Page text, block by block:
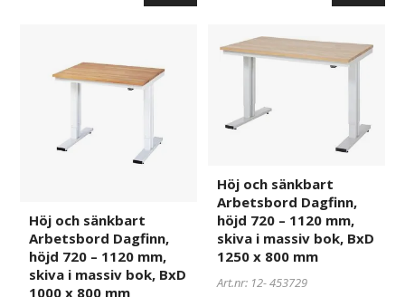
sänkbart
Arbetsbord
mm,
skiva
massiv
bok,
Höj och sänkbart
Arbetsbord Dagfinn,
höjd 720 – 1120 mm,
skiva i massiv bok, BxD
1000 x 800 mm
och
sänkbart
Dagfinn,
höjd
1120
mm,
skiva
bok,
453729
Höj och sänkbart
Arbetsbord Dagfinn,
höjd 720 – 1120 mm,
skiva i massiv bok, BxD
1250 x 800 mm
Art.nr: 12-453729